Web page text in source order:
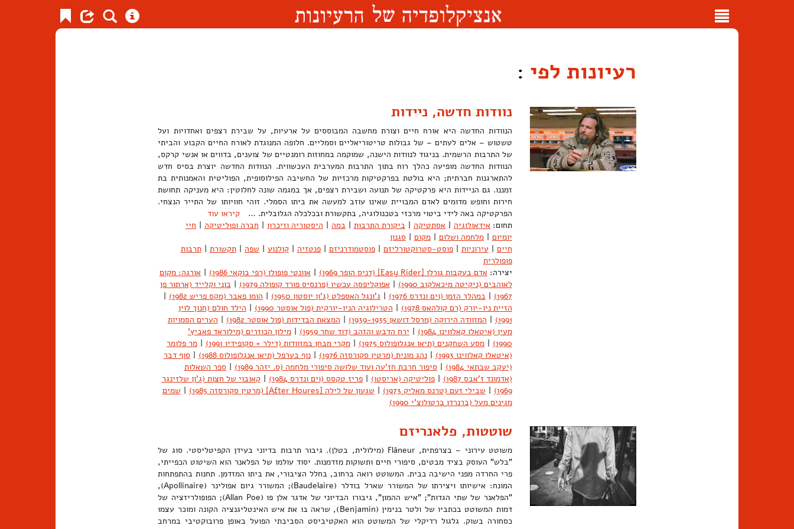
Toggle
רעיונות לפי :
נוודות חדשה, ניידות
הנוודות החדשה היא אורח חיים וצורת מחשבה המבוססים על ארעיות, על שבירת רצפים ואחדויות ועל
טשטוש – אלים לעתים – של גבולות טריטוריאליים וסמליים. חלופה המנוגדת לאורח החיים הקבוע והביתי
של התרבות הרשמית. בניגוד לנוודות הישנה, שמוקמה במחוזות רומנטיים של צוענים, בדווים או אנשי קרקס,
הנוודות החדשה מופיעה כהלך רוח בתוך התרבות המערבית העכשווית. הנוודות החדשה יוצרת בסיס חדש
להתארגנות חברתית; היא בולטת בפרקטיקות מרכזיות של החשיבה הפילוסופית, הפוליטית והאמנותית בת
זמננו. גם הניידות היא פרקטיקה של תנועה ושבירת רצפים, אך במגמה שונה לחלוטין: היא מעניקה תחושת
חירות וחופש מדומים לאדם המבויית שאינו עוזב למעשה את ביתו הסמלי. זוהי חוויותו של התייר הנצחי.
הפרקטיקה באה לידי ביטוי מרכזי בטכנולוגיה, בתקשורת ובכלכלה הגלובלית. …קיראו עוד
תחום: אידאולוגיה | אסתטיקה | ביקורת התרבות | במה | היסטוריה וזיכרון | חברה ופוליטיקה | חיי
יומיום | מלחמה ושלום | מקום | סגנון
חיים | עירוניות | פוסט-סטרוקטורליזם | פוסטמודרניזם | פנטזיה | קולנוע | שפה | תקשורת | תרבות
פופולרית
יצירה: אדם בעקבות גורלו [Easy Rider] (דניס הופר 1969) | אוונטי פופולו (רפי בוקאי 1986) | אורגה: מקום
לאוהבים (ניקיטה מיכאלקוב 1990)
| אפוקליפסה עכשיו (פרנסיס פורד קופולה 1979) | בוני וקלייד (ארתור פן
1967)
| במהלך הזמן (וים ונדרס 1976) | ג'ונגל האספלט (ג'ון יוסטון 1950) | הומו פאבר (מקס פריש 1982)
|
הזיית ניו-יורק (רם קולהאס 1978)
| הטרילוגיה הניו-יורקית (פול אוסטר 1990) | הילד חולם (חנוך לוין
1991)
| המזוודה הירוקה (מרסל דושאן 1939-1935) | המצאת הבדידות (פול אוסטר 1982) | הערים הסמויות
מעין (איטאלו קאלווינו 1984)
| ירח הדבש והזהב (דוד שחר 1959) | מילון הכוזרים (מילוראד פאביץ'
1990)
| מסע השחקנים (תיאו אנגלופולוס 1975) | מקרי מבחן במזוודות (דילר + סקופידיו 1991) | מר פלומר
(איטאלו קאלווינו 1993)
| נהג מונית (מרטין סקורסזה 1976) | נוף בערפל (תיאו אנגלופולוס 1988) | סוף דבר
(יעקב שבתאי 1984)
| סיפור חרבת חז'עה ועוד שלושה סיפורי מלחמה (ס. יזהר 1989) | ספר השאלות
(אדמונד ז'אבס 1987)
| פוליטיקה (אריסטו) | פריז טקסס (וים ונדרס 1984) | קאובוי של חצות (ג'ון שלזינגר
1969)
| שבילי זעם (טרנס מאליק 1973) | שגעון של לילה [After Houres] (מרטין סקורסזה 1985) | שמים
מגינים מעל (ברנרדו ברטולוצ'י 1990)
שוטטות, פלאנריזם
משוטט עירוני – בצרפתית, Flâneur (מילולית, בטלן). גיבור תרבות בדיוני בעידן הקפיטליסטי. סוג של
"בלש" העוסק בציד מבטים, סיפורי חיים ותשוקות מזדמנות. יסוד עולמו של הפלאנר הוא השיטוט הכפייתי,
פרי החרדה מפני הישיבה בבית. המשוטט רואה ברחוב, בחלל הציבורי, את ביתו המזדמן. תחנות בהתפתחות
המונח: אישיותו ויצירתו של המשורר שארל בודלר (Baudelaire); המשורר גיום אפולינר (Apollinaire),
"הפלאנר של שתי הגדות"; "איש ההמון", גיבורו הבדיוני של אדגר אלן פו (Allan Poe); הפופולריזציה של
דמות המשוטט בכתביו של ולטר בנימין (Benjamin), שראה בו את איש האינטליגנציה הקונה ומוכר עצמו
כסחורה בשוק. גלגול רדיקלי של המשוטט הוא האקטיביסט הסביבתי הפועל באופן פרובוקטיבי במרחב